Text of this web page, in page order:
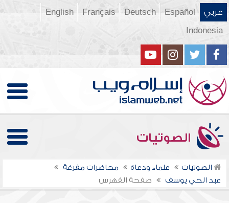
عربي Español
Deutsch
Français
English
Indonesia
الصوتيات
الصوتيات علماء ودعاة
محاضرات مفرغة
عبد الحي يوسف
صفحة الفهرس